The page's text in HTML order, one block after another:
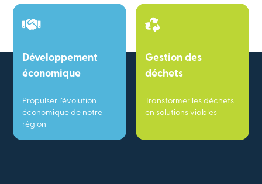
Développement
économique
Propulser l’évolution
économique de notre
région
Gestion des
déchets
Transformer les déchets
en solutions viables